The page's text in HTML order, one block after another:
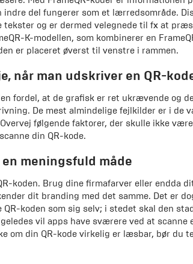
indre del fungerer som et lærredsområde.
tekster og er dermed velegnede til fx at
K-modellen, som kombinerer en
er placeret øverst til venstre i rammen.
når man udskriver en QR-
fordel, at de grafisk er ret ukrævende og
De mest almindelige fejlkilder er i de
følgende faktorer, der skulle ikke være
din QR-kode.
meningsfuld måde
koden. Brug dine firmafarver eller endda
dit branding med det samme. Det er
koden som sig selv; i stedet skal den
vil apps have sværere ved at scanne
om din QR-kode virkelig er læsbar, bør du